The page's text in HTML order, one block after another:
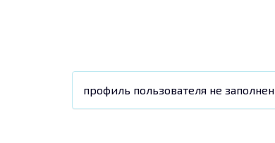
профиль пользователя не заполнен